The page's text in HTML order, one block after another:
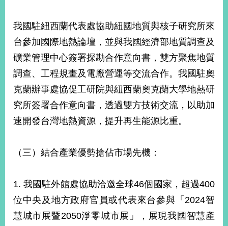
我國駐紐西蘭代表處協助紐國地質與核子研究所來
台參加國際地熱論壇，並與我國經濟部地質調查及
礦業管理中心簽署探勘合作意向書，雙方聚焦地質
調查、工程規畫及電廠營運等交流合作。我國駐奧
克蘭辦事處協促工研院與紐西蘭奧克蘭大學地熱研
究所簽署合作意向書，透過雙方技術交流，以助加
速開發台灣地熱資源，提升再生能源比重。
（三）結合產業優勢搶佔市場先機：
1. 我國駐外館處協助洽邀全球46個國家，超過400
位中央及地方政府官員或代表來台參與「2024智
慧城市展暨2050淨零城市展」，展現我國智慧產